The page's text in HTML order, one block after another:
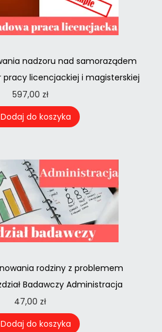
nadzoru nad samoraządem
licencjackiej i magisterskiej
597,00 zł
Dodaj do koszyka
rodziny z problemem
Badawczy Administracja
47,00 zł
Dodaj do koszyka